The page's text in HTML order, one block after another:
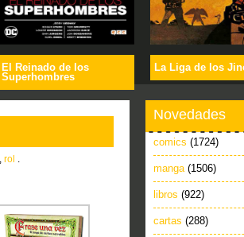
El Reinado de los
Superhombres
La Liga de los
rol
Novedades
comics (1724)
manga (1506)
libros (922)
cartas (288)